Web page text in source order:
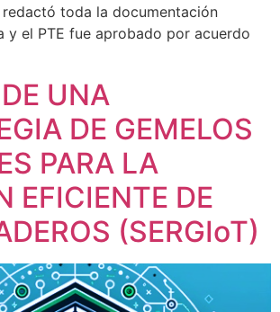
toda la documentación
y el PTE fue aprobado por acuerdo
UNA
DE GEMELOS
PARA LA
EFICIENTE DE
(SERGIoT)